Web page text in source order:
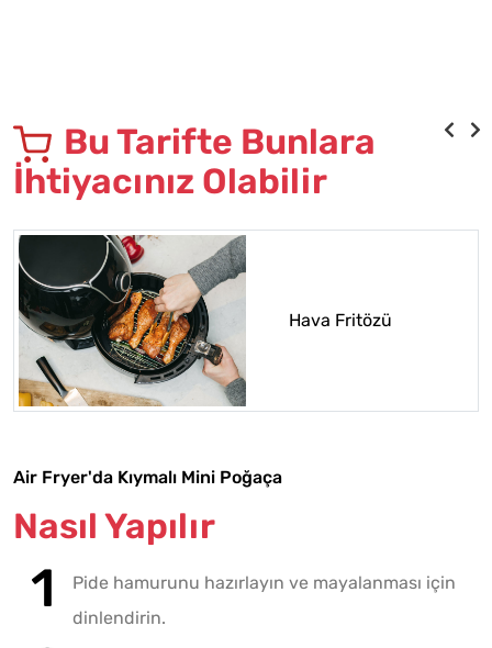
Bu Tarifte Bunlara
İhtiyacınız Olabilir
Hava Fritözü
Air Fryer'da Kıymalı Mini Poğaça
Nasıl Yapılır
Pide hamurunu hazırlayın ve mayalanması için
dinlendirin.